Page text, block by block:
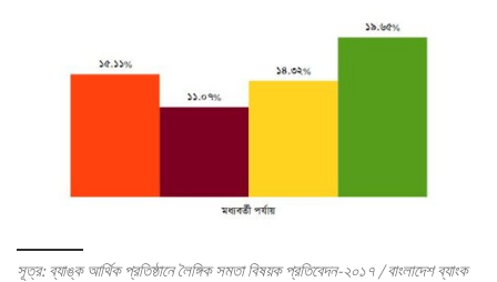
সূত্র: ব্যাঙ্ক আর্থিক প্রতিষ্ঠানে লৈঙ্গিক সমতা বিষয়ক প্রতিবেদন-২০১৭ / বাংলাদেশ ব্যাংক